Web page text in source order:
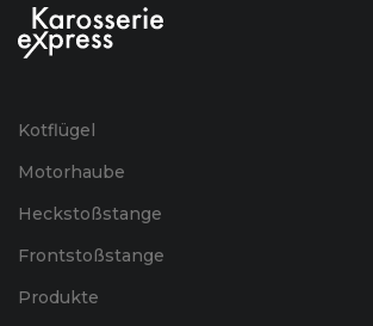
Kotflügel
Motorhaube
Heckstoßstange
Frontstoßstange
Produkte